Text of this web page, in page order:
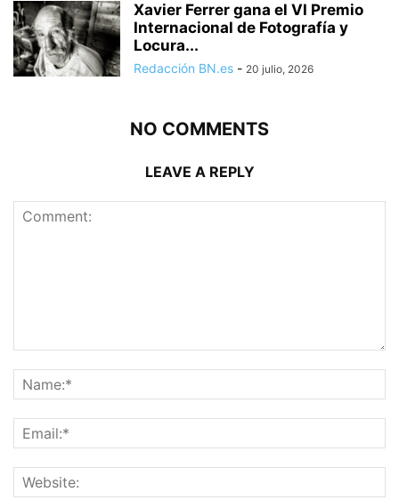
Xavier Ferrer gana el VI Premio
Internacional de Fotografía y
Locura...
Redacción BN.es - 20 julio, 2026
NO COMMENTS
LEAVE A REPLY